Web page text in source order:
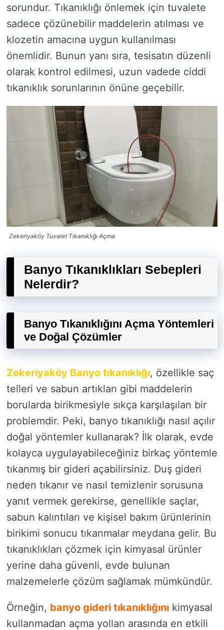
sorundur. Tıkanıklığı önlemek için tuvalete
sadece çözünebilir maddelerin atılması ve
klozetin amacına uygun kullanılması
önemlidir. Bunun yanı sıra, tesisatın düzenli
olarak kontrol edilmesi, uzun vadede ciddi
tıkanıklık sorunlarının önüne geçebilir.
Zekeriyaköy Tuvalet Tıkanıklığı Açma
Banyo Tıkanıklıkları Sebepleri
Nelerdir?
Banyo Tıkanıklığını Açma Yöntemleri
ve Doğal Çözümler
Zekeriyaköy Banyo tıkanıklığı, özellikle saç
telleri ve sabun artıkları gibi maddelerin
borularda birikmesiyle sıkça karşılaşılan bir
problemdir. Peki, banyo tıkanıklığı nasıl açılır
doğal yöntemler kullanarak? İlk olarak, evde
kolayca uygulayabileceğiniz birkaç yöntemle
tıkanmış bir gideri açabilirsiniz. Duş gideri
neden tıkanır ve nasıl temizlenir sorusuna
yanıt vermek gerekirse, genellikle saçlar,
sabun kalıntıları ve kişisel bakım ürünlerinin
birikimi sonucu tıkanmalar meydana gelir. Bu
tıkanıklıkları çözmek için kimyasal ürünler
yerine daha güvenli, evde bulunan
malzemelerle çözüm sağlamak mümkündür.
Örneğin, banyo gideri tıkanıklığını kimyasal
kullanmadan açma yolları arasında en etkili